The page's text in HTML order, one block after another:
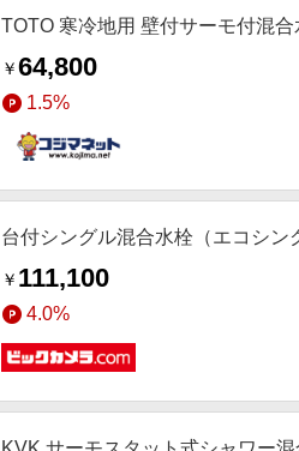
TOTO 寒冷地用 壁付サーモ付混
￥64,800
1.5%
台付シングル混合水栓（エコシ
￥ 111,100
4.0%